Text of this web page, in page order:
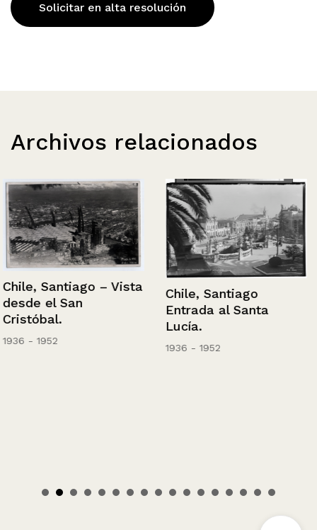
Solicitar en alta resolución
Archivos relacionados
Chile, Santiago – Vista
desde el San
Cristóbal.
1936 - 1952
Chile, Santiago
Entrada al Santa
Lucía.
1936 - 1952